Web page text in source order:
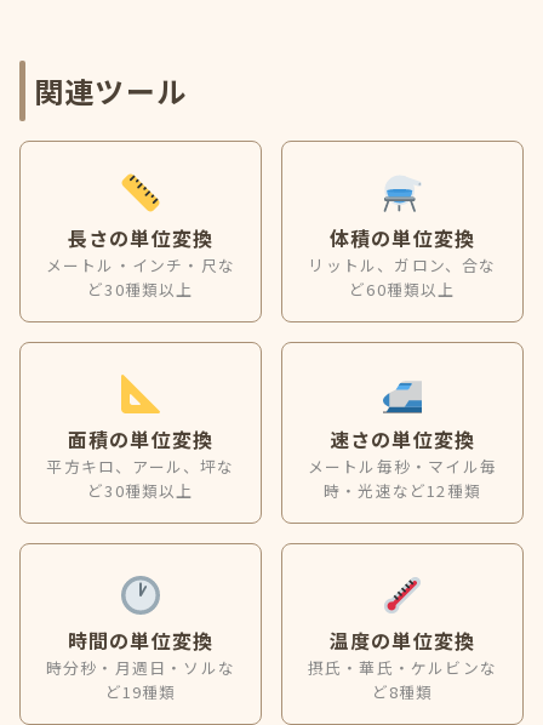
関連ツール
長さの単位変換
メートル・インチ・尺な
ど30種類以上
体積の単位変換
リットル、ガロン、合な
ど60種類以上
面積の単位変換
平方キロ、アール、坪な
ど30種類以上
速さの単位変換
メートル毎秒・マイル毎
時・光速など12種類
時間の単位変換
時分秒・月週日・ソルな
ど19種類
温度の単位変換
摂氏・華氏・ケルビンな
ど8種類